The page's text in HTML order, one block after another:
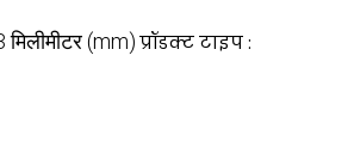
मिलीमीटर (mm)प्रॉडक्ट टाइप :